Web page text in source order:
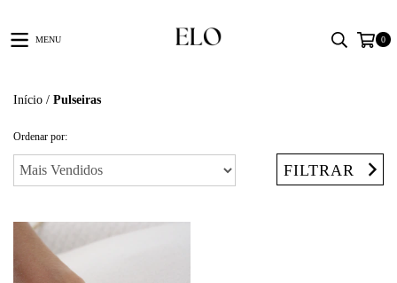
MENU 0
Início / Pulseiras
Ordenar por:
FILTRAR